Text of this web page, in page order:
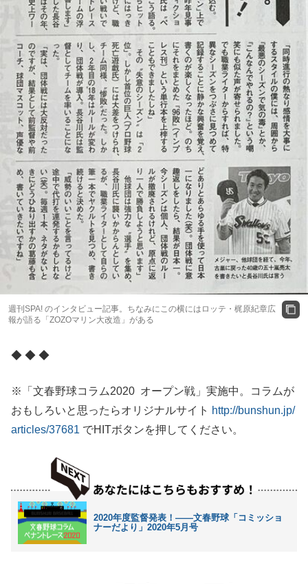
週刊SPA! のインタビュー記事。ちなみにこの横にはロッテ・梶原紀章広
報が語る「ZOZOマリン大改造」がある
◆ ◆ ◆
※「文春野球コラム2020 オープン戦」実施中。コラムが
おもしろいと思ったらオリジナルサイト http://bunshun.jp/
articles/37681 でHITボタンを押してください。
2020年度監督発表！――文春野球「コミッショ
ナーだより」2020年5月号